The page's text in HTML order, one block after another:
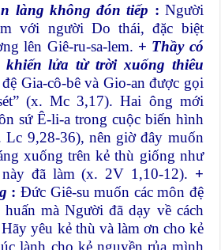
làng không đón tiếp : Người
với người Do thái, đặc biệt
lên Giê-ru-sa-lem. + Thầy có
khiến lửa từ trời xuống thiêu
Gia-cô-bê và Gio-an được gọi
(x. Mc 3,17). Hai ông mới
sứ Ê-li-a trong cuộc biến hình
Lc 9,28-36), nên giờ đây muốn
xuống trên kẻ thù giống như
đã làm (x. 2V 1,10-12). +
:Đức Giê-su muốn các môn đệ
mà Người đã dạy về cách
yêu kẻ thù và làm ơn cho kẻ
lành cho kẻ nguyền rủa mình